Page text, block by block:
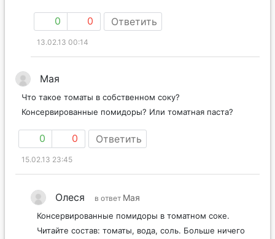
0 0 Ответить
13.02.13 00:14
Мая
Что такое томаты в собственном соку?
Консервированные помидоры? Или томатная паста?
0 0 Ответить
15.02.13 23:45
Олеся в ответ Мая
Консервированные помидоры в томатном соке.
Читайте состав: томаты, вода, соль. Больше ничего